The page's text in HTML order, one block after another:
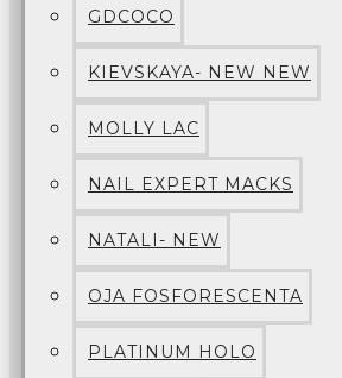
GDCOCO
KIEVSKAYA- NEW NEW
MOLLY LAC
NAIL EXPERT MACKS
NATALI- NEW
OJA FOSFORESCENTA
PLATINUM HOLO